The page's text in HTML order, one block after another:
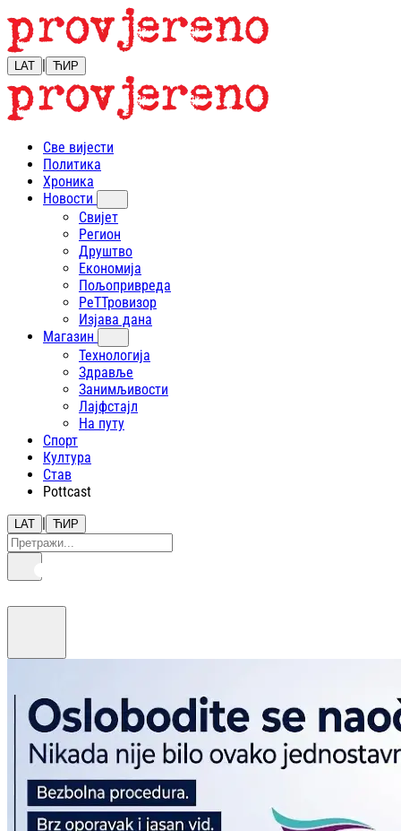
LAT | ЋИР
Све вијести
Политика
Хроника
Новости
Свијет
Регион
Друштво
Економија
Пољопривреда
РеТТровизор
Изјава дана
Магазин
Технологија
Здравље
Занимљивости
Лајфстajл
На путу
Спорт
Култура
Став
Pottcast
LAT | ЋИР